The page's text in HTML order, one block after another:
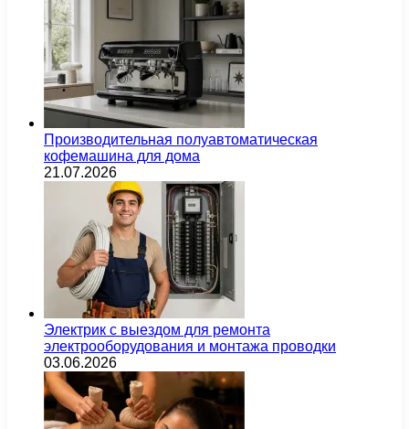
Производительная полуавтоматическая
кофемашина для дома
21.07.2026
Электрик с выездом для ремонта
электрооборудования и монтажа проводки
03.06.2026